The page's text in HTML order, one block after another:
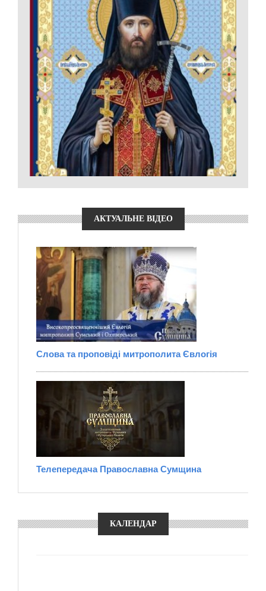
АКТУАЛЬНЕ ВІДЕО
Слова та проповіді митрополита Євлогія
Телепередача Православна Сумщина
КАЛЕНДАР